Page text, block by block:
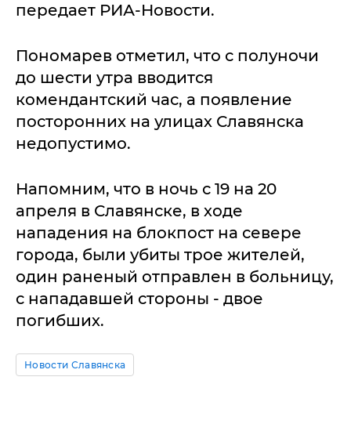
передает РИА-Новости.
Пономарев отметил, что с полуночи
до шести утра вводится
комендантский час, а появление
посторонних на улицах Славянска
недопустимо.
Напомним, что в ночь с 19 на 20
апреля в Славянске, в ходе
нападения на блокпост на севере
города, были убиты трое жителей,
один раненый отправлен в больницу,
с нападавшей стороны - двое
погибших.
Новости Славянска